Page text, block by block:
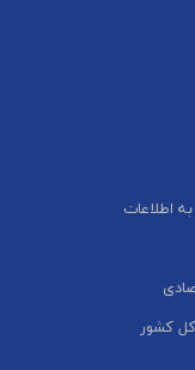
اطلاعات
کشور